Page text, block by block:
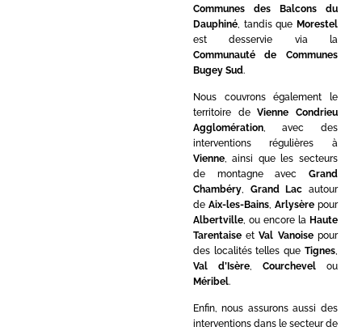
Communes des Balcons du
Dauphiné, tandis que Morestel
est desservie via la
Communauté de Communes
Bugey Sud.
Nous couvrons également le
territoire deVienne Condrieu
Agglomération, avec des
interventions régulières à
Vienne, ainsi que les secteurs
de montagne avec Grand
Chambéry, Grand Lac autour
de Aix-les-Bains, Arlysèrepour
Albertville, ou encore la Haute
TarentaiseetVal Vanoisepour
des localités telles que Tignes,
Val d’Isère, Courchevelou
Méribel.
Enfin, nous assurons aussi des
interventions dans le secteur de